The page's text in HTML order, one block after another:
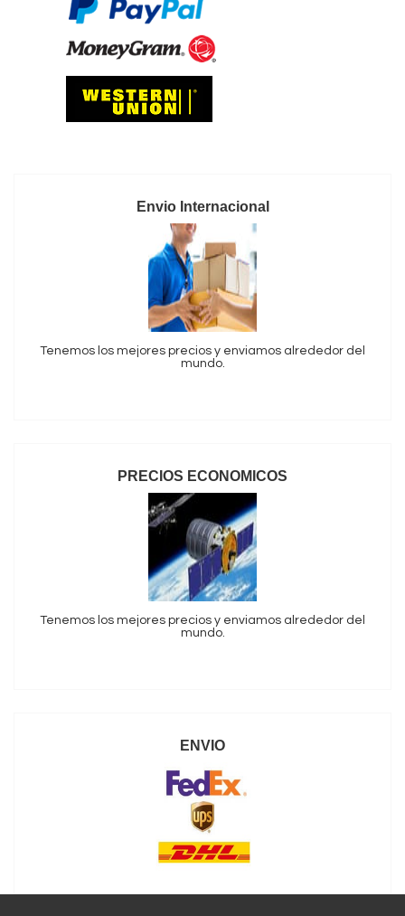
Envio Internacional
Tenemos los mejores precios y enviamos alrededor del
mundo.
PRECIOS ECONOMICOS
Tenemos los mejores precios y enviamos alrededor del
mundo.
ENVIO